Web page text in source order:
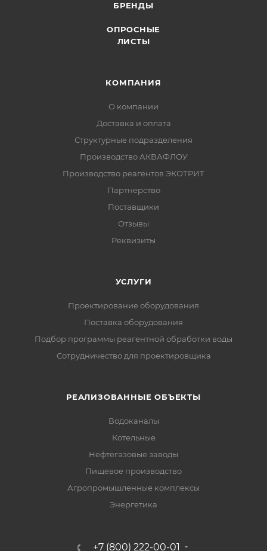
БРЕНДЫ
ОПРОСНЫЕ
ЛИСТЫ
КОМПАНИЯ
О компании
Доставка и оплата
Структурные подразделения
Производство АКВАФЛОУ
Производство реагентов ЭКОТРИТ
Партнерство
Поставщики
Отзывы
Реквизиты
УСЛУГИ
Проектирование оборудования
Поставка оборудования
Подбор программы реагентной обработки воды
Сотрудничество для проектировщика
РЕАЛИЗОВАННЫЕ ОБЪЕКТЫ
Водоканалы
Котельные
Нефтегазовые заводы
Пищевое производство
Агропромышленные комплексы
Энергетика
+7 (800) 222-00-01